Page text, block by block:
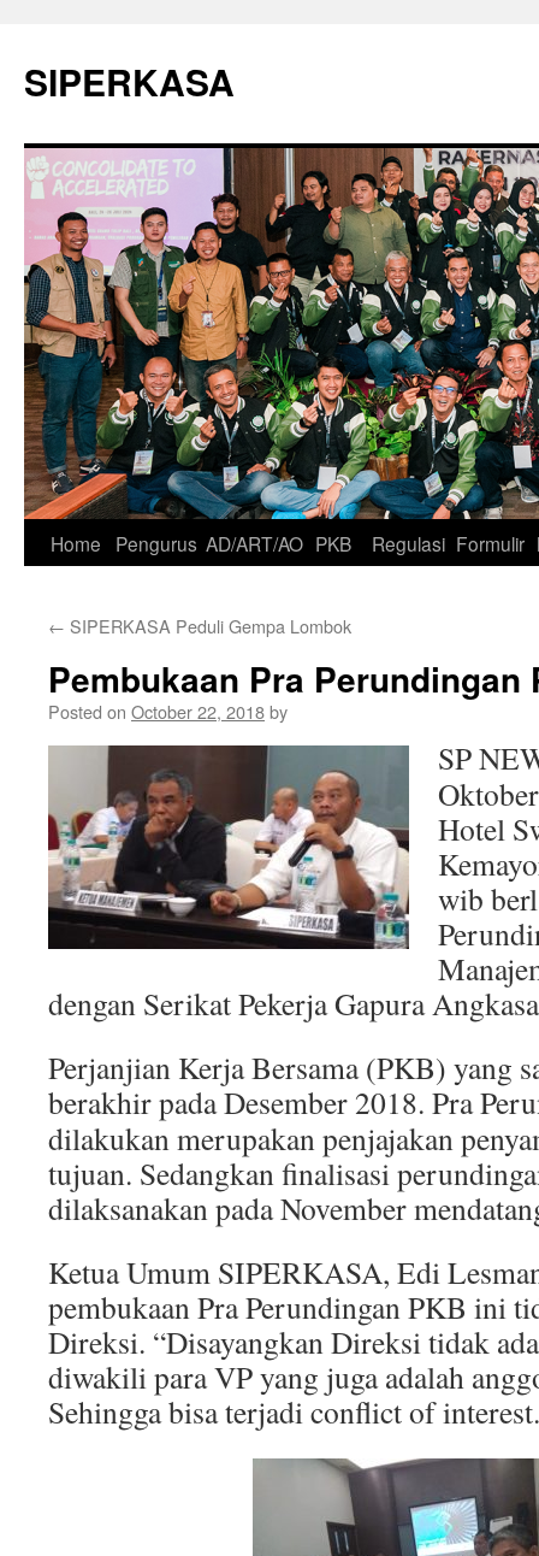
SIPERKASA
Skip
content
Home Pengurus AD/ART/AO PKB Regulasi Formulir
← SIPERKASA Peduli Gempa Lombok
Pembukaan Pra Perundingan
Posted on October 22, 2018by
SP
Hotel
wib
dengan Serikat Pekerja Gapura
Perjanjian Kerja Bersama (PKB) yang
berakhir pada Desember 2018. Pra
dilakukan merupakan penjajakan
tujuan. Sedangkan finalisasi
dilaksanakan pada November
Ketua Umum SIPERKASA, Edi
pembukaan Pra Perundingan PKB ini
Direksi. “Disayangkan Direksi tidak
diwakili para VP yang juga adalah
Sehingga bisa terjadi conflict of